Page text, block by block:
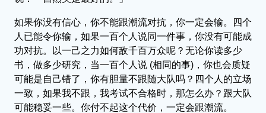
如果你没有信心，你不能跟潮流对抗，你一定会输。四个
人已能令你输，如果一百个人说同一件事，你没有可能成
功对抗。以一己之力如何敌千百万众呢？无论你读多少
书，做多少研究，当一百个人说 (相同的事)，你也会质疑
可能是自己错了，你有胆量不跟随大队吗？四个人的立场
一致，如果我不跟，我考试不合格时，那怎么办？跟大队
可能稳妥一些。你付不起这个代价，一定会跟潮流。